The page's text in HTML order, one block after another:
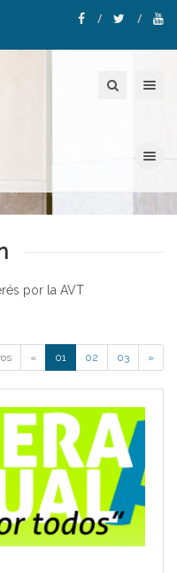
por la AVT
« 01 02 03 »